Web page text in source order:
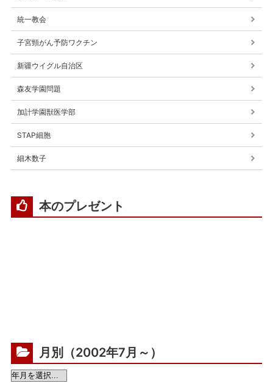
統一教会
子宮頸がん予防ワクチン
新疆ウイグル自治区
森友学園問題
加計学園獣医学部
STAP細胞
細木数子
本のプレゼント
月別（2002年7月～）